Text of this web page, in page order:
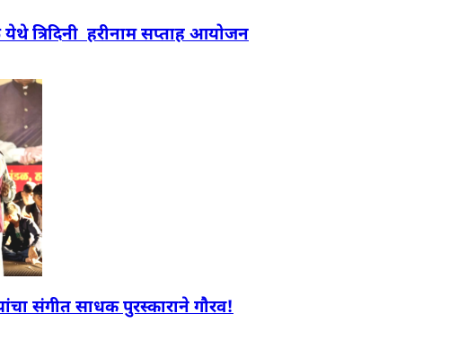
त्रिदिनी हरीनाम सप्ताह आयोजन
संगीत साधक पुरस्काराने गौरव!